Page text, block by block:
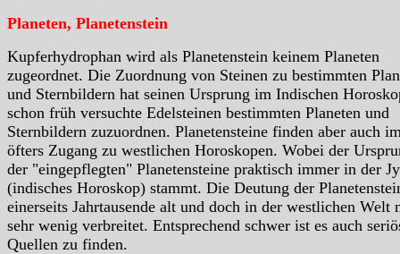
Planeten, Planetenstein
Kupferhydrophan wird als Planetenstein keinem Planeten
zugeordnet. Die Zuordnung von Steinen zu bestimmten
und Sternbildern hat seinen Ursprung im Indischen
schon früh versuchte Edelsteinen bestimmten Planeten und
Sternbildern zuzuordnen. Planetensteine finden aber auch
öfters Zugang zu westlichen Horoskopen. Wobei der
der "eingepflegten" Planetensteine praktisch immer in der
(indisches Horoskop) stammt. Die Deutung der
einerseits Jahrtausende alt und doch in der westlichen Welt
sehr wenig verbreitet. Entsprechend schwer ist es auch
Quellen zu finden.